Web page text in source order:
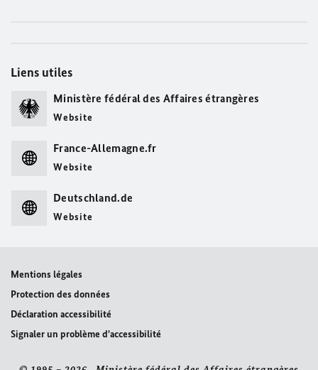
Liens utiles
Ministère fédéral des Affaires étrangères
Website
France-Allemagne.fr
Website
Deutschland.de
Website
Mentions légales
Protection des données
Déclaration accessibilité
Signaler un problème d'accessibilité